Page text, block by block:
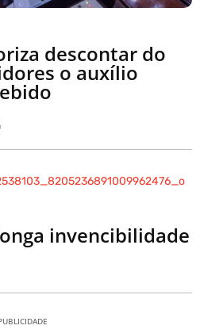
descontar do
o auxílio
invencibilidade